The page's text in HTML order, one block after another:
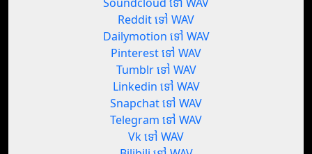
Reddit ទៅ WAV
Dailymotion ទៅ WAV
Pinterest ទៅ WAV
Tumblr ទៅ WAV
Linkedin ទៅ WAV
Snapchat ទៅ WAV
Telegram ទៅ WAV
Vk ទៅ WAV